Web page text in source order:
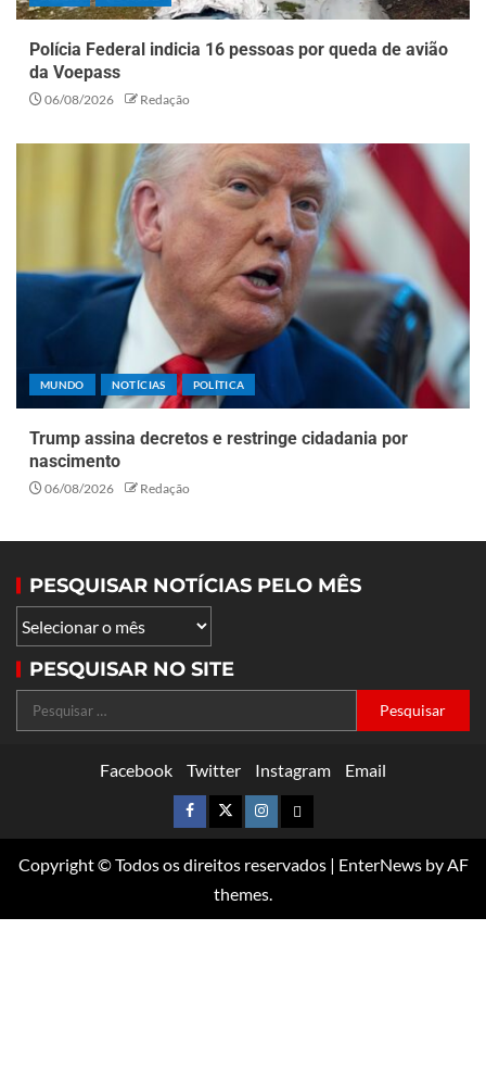
Polícia Federal indicia 16 pessoas por queda de avião
da Voepass
06/08/2026 Redação
MUNDO NOTÍCIAS POLÍTICA
Trump assina decretos e restringe cidadania por
nascimento
06/08/2026 Redação
PESQUISAR NOTÍCIAS PELO MÊS
PESQUISAR NO SITE
Facebook Twitter Instagram Email
Copyright © Todos os direitos reservados | EnterNewsby AF
themes.